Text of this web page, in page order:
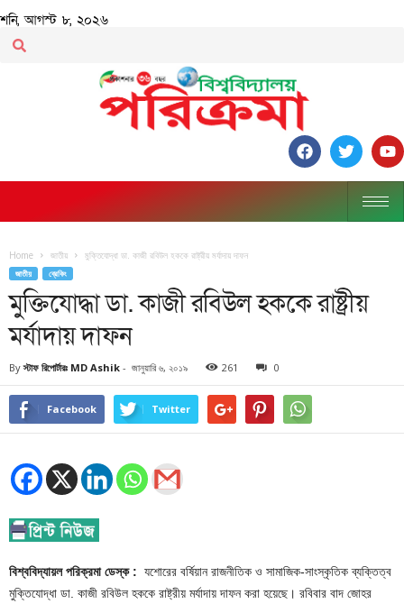
শনি, আগস্ট ৮, ২০২৬
Home জাতীয় মুক্তিযোদ্ধা ডা. কাজী রবিউল হককে রাষ্ট্রীয় মর্যাদায় দাফন
জাতীয় ব্রেকিং
মুক্তিযোদ্ধা ডা. কাজী রবিউল হককে রাষ্ট্রীয়
মর্যাদায় দাফন
By স্টাফ রিপোর্টারঃ MD Ashik - জানুয়ারি ৬, ২০১৯ 261 0
Facebook Twitter
বিশ্ববিদ্যায়ল পরিক্রমা ডেস্ক : যশোরের বর্ষিয়ান রাজনীতিক ও সামাজিক-সাংস্কৃতিক ব্যক্তিত্ব
মুক্তিযোদ্ধা ডা. কাজী রবিউল হককে রাষ্ট্রীয় মর্যাদায় দাফন করা হয়েছে। রবিবার বাদ জোহর